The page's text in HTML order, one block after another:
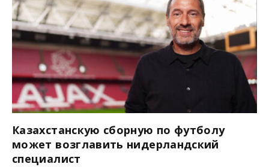
Казахстанскую сборную по футболу
может возглавить нидерландский
специалист